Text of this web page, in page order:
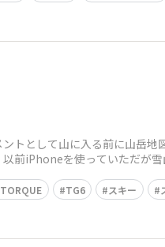
トとして山に入る前に山岳地
前iPhoneを使っていただが
TORQUE TG6 スキー